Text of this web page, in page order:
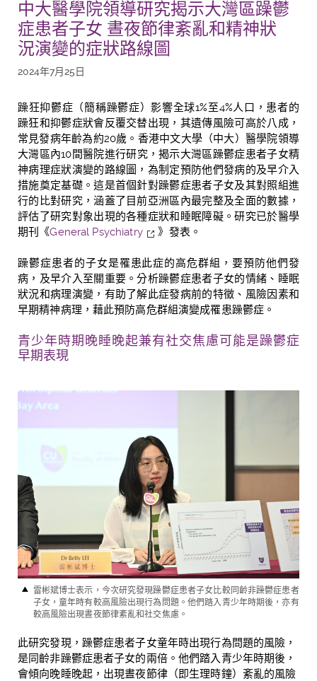
中大醫學院領導研究揭示大灣區躁鬱
症患者子女 晝夜節律紊亂和精神狀
況演變的症狀路線圖
2024年7月25日
躁狂抑鬱症（簡稱躁鬱症）影響全球1% 至4%人口 ， 患者的
躁狂和抑鬱症狀會反覆交替出現 ， 其遺傳風險可高於八成，
常見發病年齡為約20歲 。 香港中文大學（中大）醫學院領導
大灣區內10間醫院進行研究，揭示大灣區躁鬱症患者子女精
神病理症狀演變的路線圖，為制定預防他們發病的及早介入
措施奠定基礎。這是首個針對躁鬱症患者子女及其對照組進
行的比對研究，涵蓋了目前亞洲區內最完整及全面的數據，
評估了研究對象出現的各種症狀和睡眠障礙。研究已於醫學
期刊《General Psychiatry 》發表 。
躁鬱症患者的子女是罹患此症的高危群組，要預防他們發
病 ，及早介入至關重要 。分析躁鬱症患者子女的情緒 、睡眠
狀況和病理演變，有助了解此症發病前的特徵、風險因素和
早期精神病理，藉此預防高危群組演變成罹患躁鬱症 。
青少年時期晚睡晚起兼有社交焦慮可能是躁鬱症
早期表現
雷彬斌博士表示，今次研究發現躁鬱症患者子女比較同齡非躁鬱症患者
子女，童年時有較高風險出現行為問題。他們踏入青少年時期後，亦有
較高風險出現晝夜節律紊亂和社交焦慮。
此研究發現， 躁鬱症患者子女童年時出現行為問題的風險，
是同齡非躁鬱症患者子女的兩倍。他們踏入青少年時期後，
會傾向晚睡晚起，出現晝夜節律（即生理時鐘）紊亂的風險